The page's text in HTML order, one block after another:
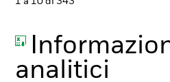
analitici